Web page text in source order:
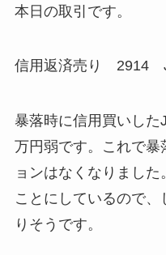
本日の取引です。
信用返済売り 2914
暴落時に信用買いし
万円弱です。これで
ョンはなくなりまし
ことにしているので
りそうです。